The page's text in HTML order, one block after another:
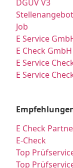
DGUV V3
Stellenangebot
Job
E Service
E Check GmbH
E Service
E Service
E Check
E-Check
Top
Top